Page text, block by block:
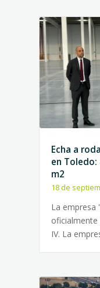
Echa a
en Toledo:
m2
18 de
La empresa
oficialmente
IV. La